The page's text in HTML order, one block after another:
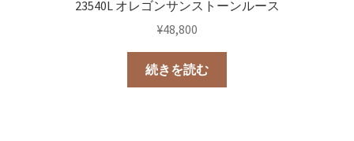
23540L オレゴンサンストーンルース
¥48,800
続きを読む